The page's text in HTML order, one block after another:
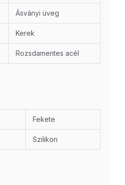
Ásványi üveg
Kerek
Rozsdamentes acél
Fekete
Szilikon